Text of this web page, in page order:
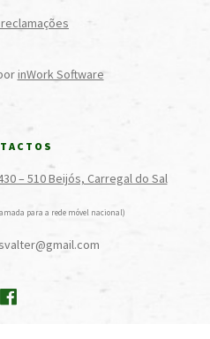
inWork Software
– 510 Beijós, Carregal do Sal
para a rede móvel nacional)